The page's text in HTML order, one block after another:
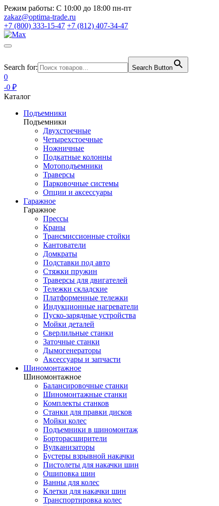
Режим работы: С 10:00 до 18:00 пн-пт
zakaz@optima-trade.ru
+7 (800) 333-15-47 +7 (812) 407-34-47
Search for: Search Button
0
-0 ₽
Каталог
Подъемники
Подъемники
Двухстоечные
Четырехстоечные
Ножничные
Подкатные колонны
Мотоподъемники
Траверсы
Парковочные системы
Опции и аксессуары
Гаражное
Гаражное
Прессы
Краны
Трансмиссионные стойки
Кантователи
Домкраты
Подставки под авто
Стяжки пружин
Траверсы для двигателей
Тележки складские
Платформенные тележки
Индукционные нагреватели
Пуско-зарядные устройства
Мойки деталей
Сверлильные станки
Заточные станки
Дымогенераторы
Аксессуары и запчасти
Шиномонтажное
Шиномонтажное
Балансировочные станки
Шиномонтажные станки
Комплекты станков
Станки для правки дисков
Мойки колес
Подъемники в шиномонтаж
Борторасширители
Вулканизаторы
Бустеры взрывной накачки
Пистолеты для накачки шин
Ошиповка шин
Ванны для колес
Клетки для накачки шин
Транспортировка колес